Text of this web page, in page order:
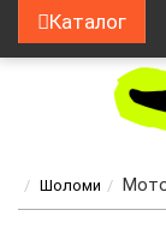
Каталог
Шоломи